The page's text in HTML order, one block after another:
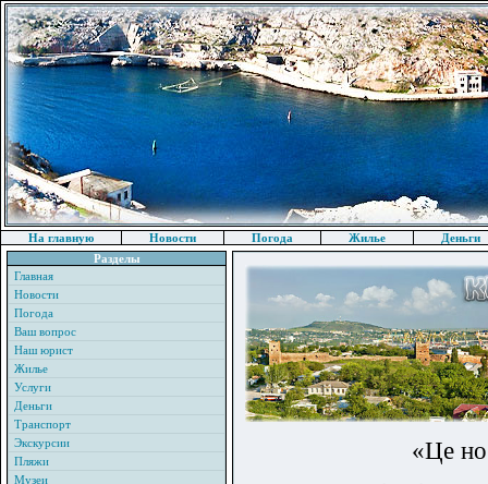
На главную Новости Погода Жилье
Деньги
Разделы
Главная
Новости
Погода
Ваш вопрос
Наш юрист
Жилье
Услуги
Деньги
Транспорт
Экскурсии
Пляжи
Музеи
«Це